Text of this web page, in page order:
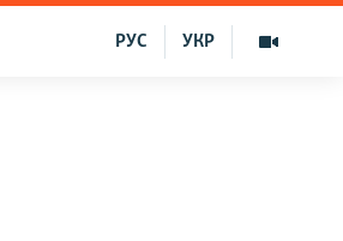
УКР
РУС